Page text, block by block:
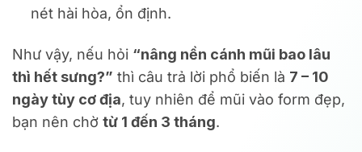
nét hài hòa, ổn định.
Như vậy, nếu hỏi “nâng nền cánh mũi bao lâu
thì hết sưng?” thì câu trả lời phổ biến là 7 – 10
ngày tùy cơ địa, tuy nhiên để mũi vào form đẹp,
bạn nên chờ từ 1 đến 3 tháng.